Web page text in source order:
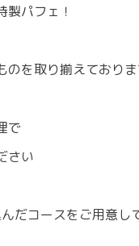
パフェ！
のを取り揃えており
で
さい
だコースをご用意し